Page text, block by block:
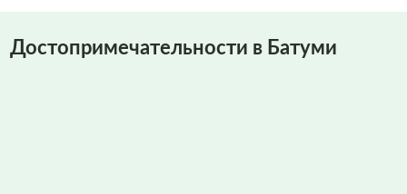
Достопримечательности в Батуми